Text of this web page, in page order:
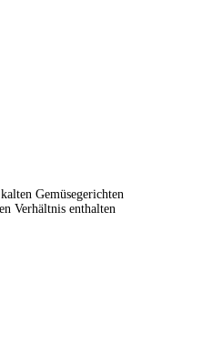
Gemüsegerichten
Verhältnis enthalten